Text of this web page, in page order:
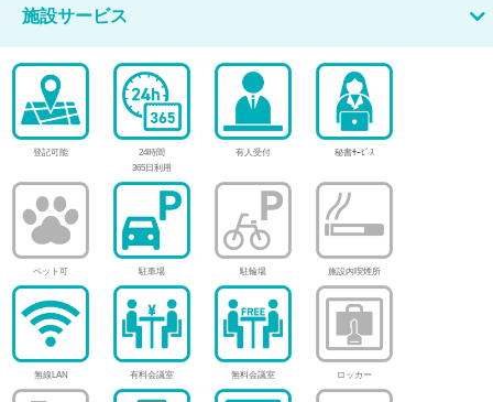
施設サービス
登記可能
24時間
365日利用
有人受付 秘書ｻｰﾋﾞｽ
ペット可 駐車場 駐輪場 施設内喫煙所
無線LAN 有料会議室 無料会議室 ロッカー